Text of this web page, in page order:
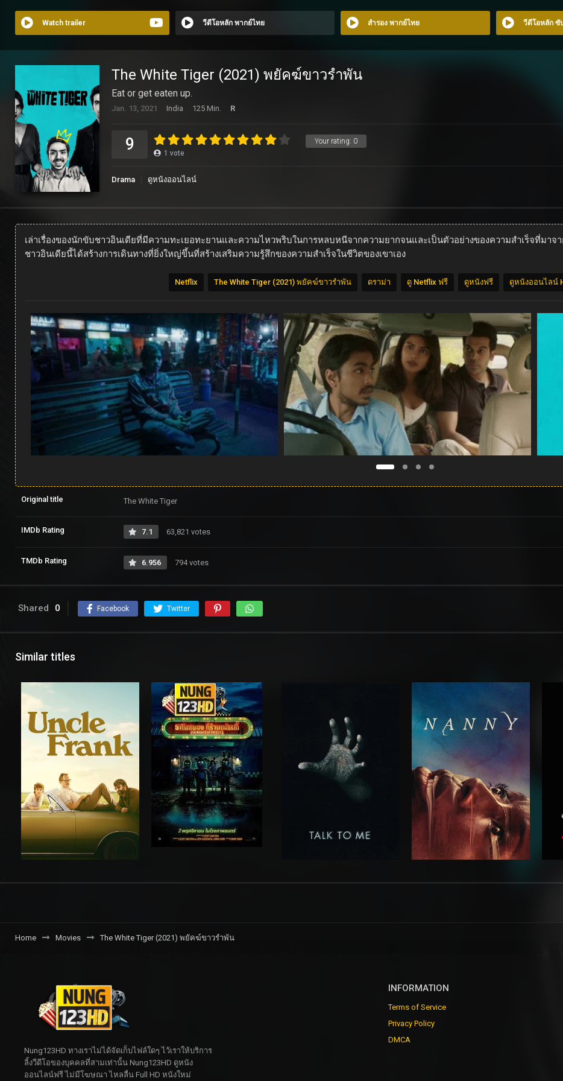
Watch trailer วีดีโอหลัก พากย์ไทย สำรอง พากย์ไทย วีดีโอหลัก ซั
The White Tiger (2021) พยัคฆ์ขาวรำพัน
Eat or get eaten up.
Jan. 13, 2021 India 125 Min. R
Your rating: 0
9 1 vote
Drama ดูหนังออนไลน์
เล่าเรื่องของนักขับชาวอินเดียที่มีความทะเยอทะยานและความไหวพริบในการหลบหนีจากความยากจนและเป็นตัวอย่างของความสำเร็จที่มา
ชาวอินเดียนี้ได้สร้างการเดินทางที่ยิ่งใหญ่ขึ้นที่สร้างเสริมความรู้สึกของความสำเร็จในชีวิตของเขาเอง
Netflix The White Tiger (2021) พยัคฆ์ขาวรำพัน ดราม่า ดู Netflix ฟรี ดูหนังฟรี ดูหนังออนไลน์
Original title The White Tiger
IMDb Rating 7.1 63,821 votes
TMDb Rating 6.956 794 votes
Shared 0 Facebook Twitter
Similar titles
Home Movies The White Tiger (2021) พยัคฆ์ขาวรำพัน
INFORMATION
Terms of Service
Privacy Policy
DMCA
Nung123HD ทางเราไม่ได้จัดเก็บไฟล์ใดๆ ไว้เราให้บริการ
ลิ้งวีดีโอของบุคคลที่สามเท่านั้น Nung123HD ดูหนัง
ออนไลน์ฟรี ไม่มีโฆษณา ไหลลื่น Full HD หนังใหม่